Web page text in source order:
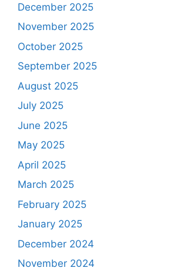
December 2025
November 2025
October 2025
September 2025
August 2025
July 2025
June 2025
May 2025
April 2025
March 2025
February 2025
January 2025
December 2024
November 2024